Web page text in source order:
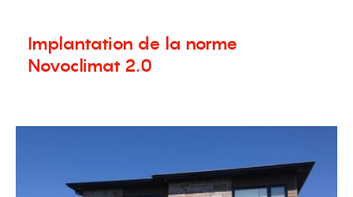
Implantation de la norme
Novoclimat 2.0